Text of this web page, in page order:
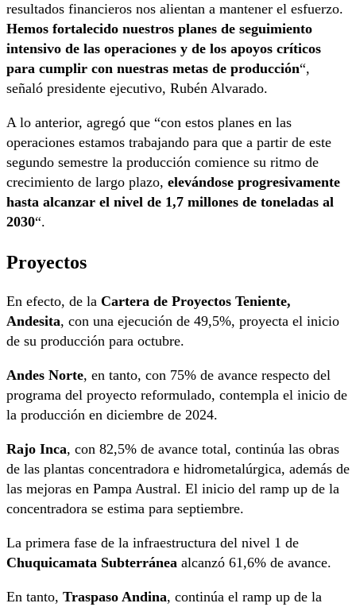
resultados financieros nos alientan a mantener el esfuerzo.
Hemos fortalecido nuestros planes de seguimiento
intensivo de las operaciones y de los apoyos críticos
para cumplir con nuestras metas de producción“,
señaló presidente ejecutivo, Rubén Alvarado.
A lo anterior, agregó que “con estos planes en las
operaciones estamos trabajando para que a partir de este
segundo semestre la producción comience su ritmo de
crecimiento de largo plazo, elevándose progresivamente
hasta alcanzar el nivel de 1,7 millones de toneladas al
2030“.
Proyectos
En efecto, de la Cartera de Proyectos Teniente,
Andesita, con una ejecución de 49,5%, proyecta el inicio
de su producción para octubre.
Andes Norte, en tanto, con 75% de avance respecto del
programa del proyecto reformulado, contempla el inicio de
la producción en diciembre de 2024.
Rajo Inca, con 82,5% de avance total, continúa las obras
de las plantas concentradora e hidrometalúrgica, además de
las mejoras en Pampa Austral. El inicio del ramp up de la
concentradora se estima para septiembre.
La primera fase de la infraestructura del nivel 1 de
Chuquicamata Subterránea alcanzó 61,6% de avance.
En tanto, Traspaso Andina, continúa el ramp up de la